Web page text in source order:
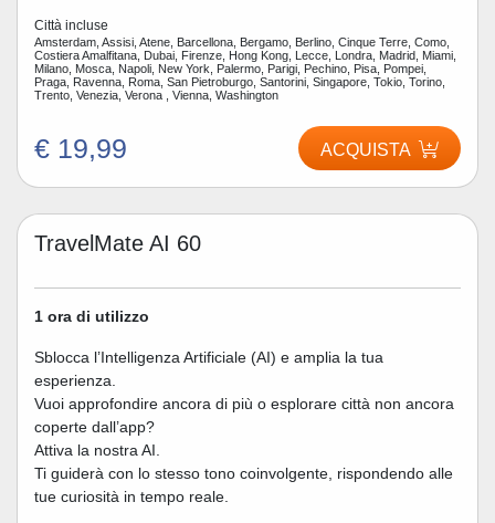
Città incluse
Amsterdam, Assisi, Atene, Barcellona, Bergamo, Berlino, Cinque Terre, Como,
Costiera Amalfitana, Dubai, Firenze, Hong Kong, Lecce, Londra, Madrid, Miami,
Milano, Mosca, Napoli, New York, Palermo, Parigi, Pechino, Pisa, Pompei,
Praga, Ravenna, Roma, San Pietroburgo, Santorini, Singapore, Tokio, Torino,
Trento, Venezia, Verona , Vienna, Washington
€ 19,99 ACQUISTA
TravelMate AI 60
1 ora di utilizzo
Sblocca l’Intelligenza Artificiale (AI) e amplia la tua
esperienza.
Vuoi approfondire ancora di più o esplorare città non ancora
coperte dall’app?
Attiva la nostra AI.
Ti guiderà con lo stesso tono coinvolgente, rispondendo alle
tue curiosità in tempo reale.